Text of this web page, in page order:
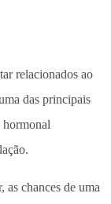
relacionados ao
das principais
as chances de uma